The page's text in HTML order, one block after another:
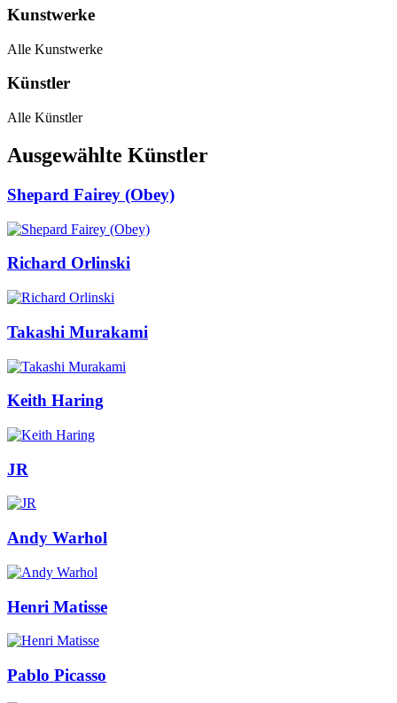
Kunstwerke
Alle Kunstwerke
Künstler
Alle Künstler
Ausgewählte Künstler
Shepard Fairey (Obey)
Richard Orlinski
Takashi Murakami
Keith Haring
JR
Andy Warhol
Henri Matisse
Pablo Picasso